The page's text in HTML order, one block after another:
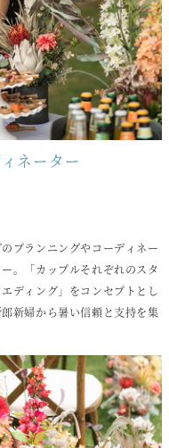
ネーター
プランニングやコーディネー
。「カップルそれぞれのスタ
ディング」をコンセプトとし
新婦から暑い信頼と支持を集